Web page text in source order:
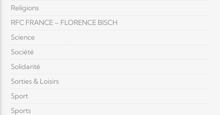
Religions
RFC FRANCE – FLORENCE BISCH
Science
Société
Solidarité
Sorties & Loisirs
Sport
Sports